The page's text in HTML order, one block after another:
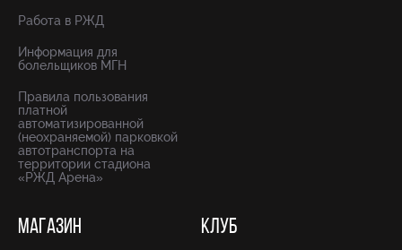
Работа в РЖД
Информация для
болельщиков МГН
Правила пользования
платной
автоматизированной
(неохраняемой) парковкой
автотранспорта на
территории стадиона
«РЖД Арена»
МАГАЗИН КЛУБ